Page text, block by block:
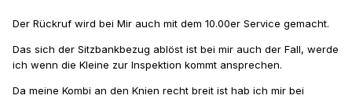
Der Rückruf wird bei Mir auch mit dem 10.00er Service gemacht.
Das sich der Sitzbankbezug ablöst ist bei mir auch der Fall, werde
ich wenn die Kleine zur Inspektion kommt ansprechen.
Da meine Kombi an den Knien recht breit ist hab ich mir bei